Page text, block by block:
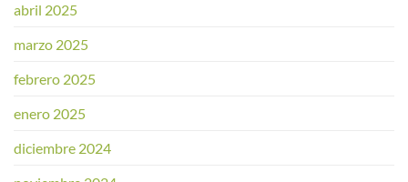
abril 2025
marzo 2025
febrero 2025
enero 2025
diciembre 2024